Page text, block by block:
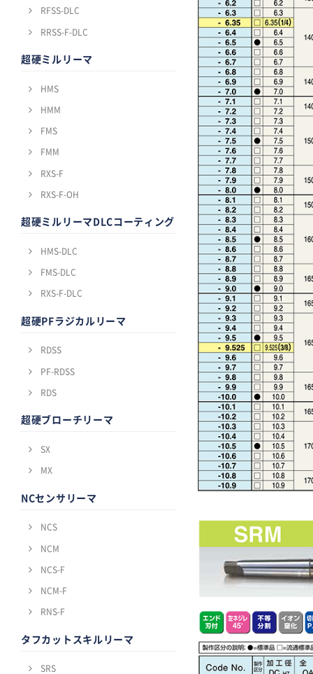
RFSS-DLC
RRSS-F-DLC
超硬ミルリーマ
HMS
HMM
FMS
FMM
RXS-F
RXS-F-OH
超硬ミルリーマDLCコーティング
HMS-DLC
FMS-DLC
RXS-F-DLC
超硬PFラジカルリーマ
RDSS
PF-RDSS
RDS
超硬ブローチリーマ
SX
MX
NCセンサリーマ
NCS
NCM
NCS-F
NCM-F
RNS-F
タフカットスキルリーマ
SRS